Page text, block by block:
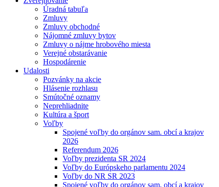
Úradná tabuľa
Zmluvy
Zmluvy obchodné
Nájomné zmluvy bytov
Zmluvy o nájme hrobového miesta
Verejné obstarávanie
Hospodárenie
Udalosti
Pozvánky na akcie
Hlásenie rozhlasu
Smútočné oznamy
Neprehliadnite
Kultúra a šport
Voľby
Spojené voľby do orgánov sam. obcí a krajov
2026
Referendum 2026
Voľby prezidenta SR 2024
Voľby do Európskeho parlamentu 2024
Voľby do NR SR 2023
Spojené voľby do orgánov sam. obcí a krajov